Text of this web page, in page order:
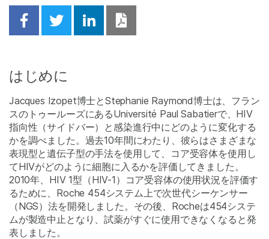
Share on Facebook
Share on Twitter
Share on Linkedin
Download PDF
はじめに
Jacques Izopet博士とStephanie Raymond博士は、フラン
スのトゥールーズにあるUniversité Paul Sabatierで、HIV
指向性（サイドバー）と感染進行中にどのように変化する
かを調べました。過去10年間にわたり、彼らはさまざまな
表現型と遺伝子型の手法を使用して、コア受容体を使用し
てHIVがどのように細胞に入るかを評価してきました。
2010年、HIV 1型（HIV-1）コア受容体の使用状況を評価す
るために、Roche 454システム上で次世代シーケンサー
（NGS）法を開発しました。その後、Rocheは454システ
ムが製造中止となり、試薬がすぐに使用できなくなると発
表しました。